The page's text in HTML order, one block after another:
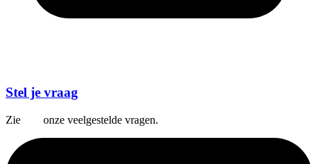
Stel je vraag
Zie onze veelgestelde vragen.